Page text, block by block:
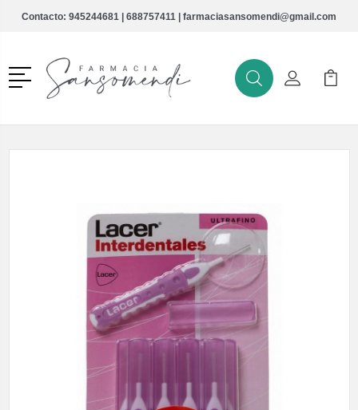
Contacto: 945244681 | 688757411 | farmaciasansomendi@gmail.com
Menú
BuscarMi Cuenta
Mi